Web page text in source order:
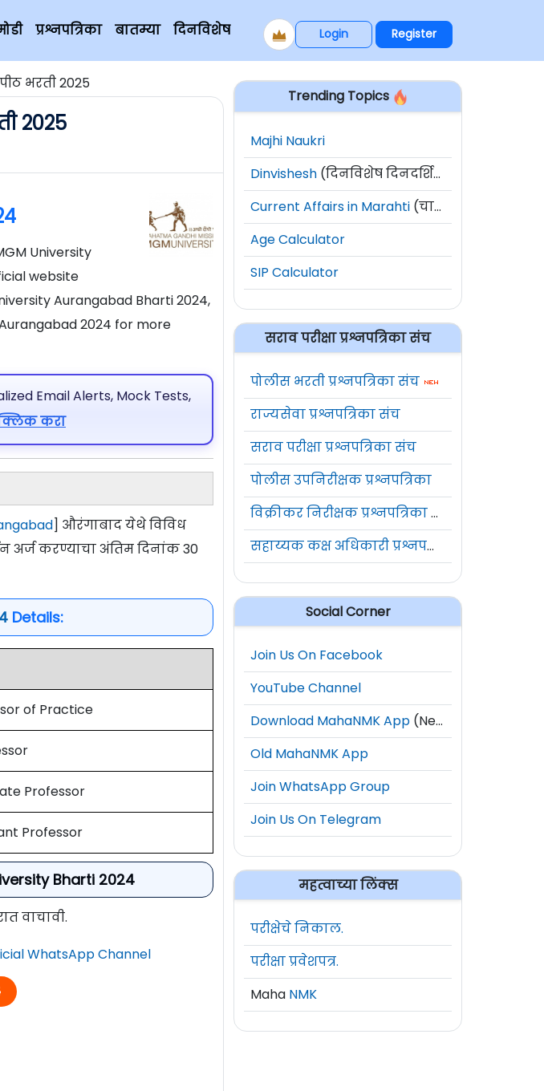
प्रश्नपत्रिका बातम्या दिनविशेष Login Register
भरती 2025
2025
University
website
Aurangabad Bharti 2024,
2024 for more
Email Alerts, Mock Tests,
करा
] औरंगाबाद येथे विविध
अर्ज करण्याचा अंतिम दिनांक 30
Details:
of Practice
Professor
Professor
Bharti 2024
वाचावी.
WhatsApp Channel
Trending Topics
Majhi Naukri
Dinvishesh (दिनविशेष दिनदर्शिका)
Current Affairs in Marahti (चालू घडामोडी)
Age Calculator
SIP Calculator
सराव परीक्षा प्रश्नपत्रिका संच
पोलीस भरती प्रश्नपत्रिका संच
राज्यसेवा प्रश्नपत्रिका संच
सराव परीक्षा प्रश्नपत्रिका संच
पोलीस उपनिरीक्षक प्रश्नपत्रिका
विक्रीकर निरीक्षक प्रश्नपत्रिका संच
सहाय्यक कक्ष अधिकारी प्रश्नपत्रिका संच
Social Corner
Join Us On Facebook
YouTube Channel
Download MahaNMK App (New)
Old MahaNMK App
Join WhatsApp Group
Join Us On Telegram
महत्वाच्या लिंक्स
परीक्षेचे निकाल.
परीक्षा प्रवेशपत्र.
Maha NMK